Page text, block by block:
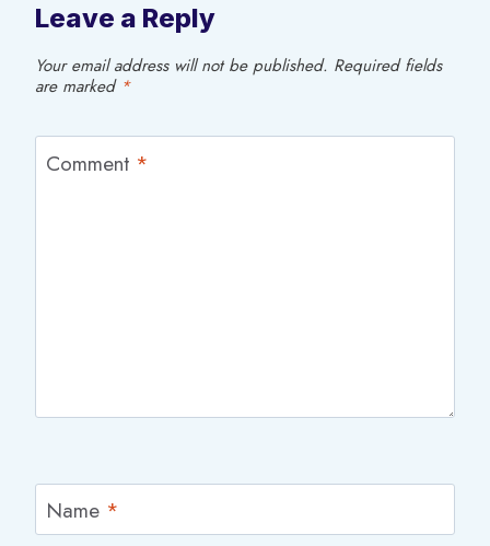
Leave a Reply
Your email address will not be published. Required fields
are marked *
Comment *
Name *